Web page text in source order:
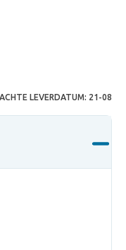
LEVERDATUM: 21-08